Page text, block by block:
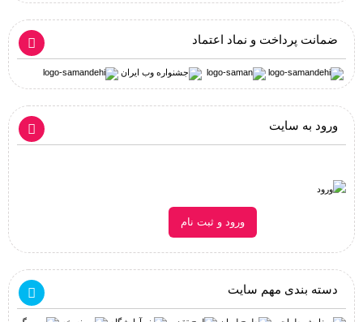
ضمانت پرداخت و نماد اعتماد
ورود به سایت
ورود و ثبت نام
دسته بندی مهم سایت